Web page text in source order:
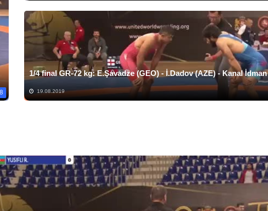
1/4 final GR-72 kg: E.Şavadze (GEO) - İ.Dadov (AZE) - Kanal İdman
19.08.2019